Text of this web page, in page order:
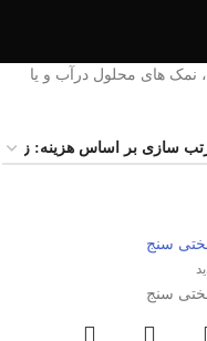
نمک های محلول درآب و یا